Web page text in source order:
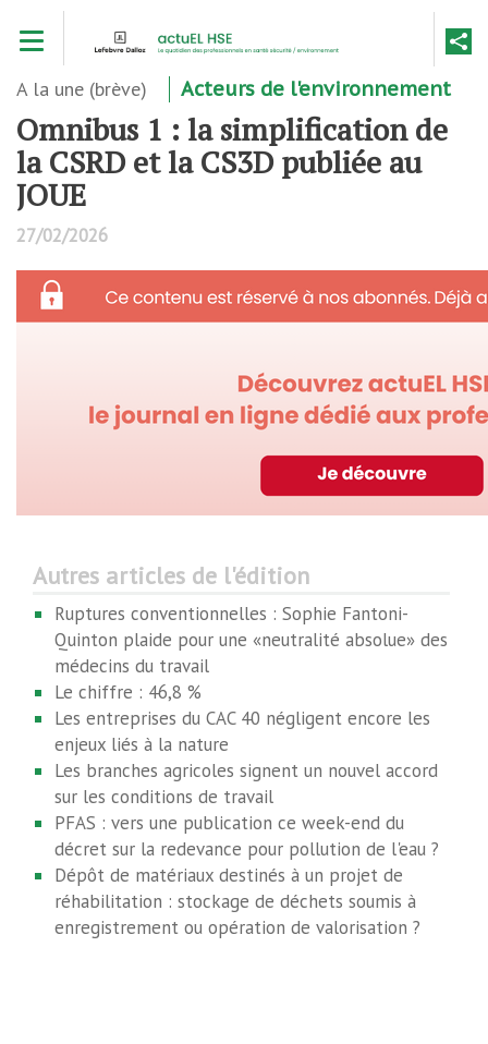
contenu
A la une (brève) Acteurs de l'environnement
Omnibus 1 : la simplification de
la CSRD et la CS3D publiée au
JOUE
27/02/2026
Autres articles de l'édition
Ruptures conventionnelles : Sophie Fantoni-
Quinton plaide pour une «neutralité absolue» des
médecins du travail
Le chiffre : 46,8 %
Les entreprises du CAC 40 négligent encore les
enjeux liés à la nature
Les branches agricoles signent un nouvel accord
sur les conditions de travail
PFAS : vers une publication ce week-end du
décret sur la redevance pour pollution de l'eau ?
Dépôt de matériaux destinés à un projet de
réhabilitation : stockage de déchets soumis à
enregistrement ou opération de valorisation ?